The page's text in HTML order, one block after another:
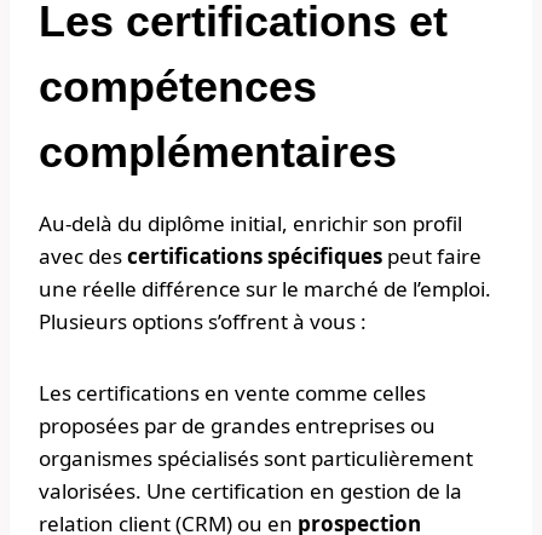
Les certifications et
compétences
complémentaires
Au-delà du diplôme initial, enrichir son profil
avec descertifications spécifiques peut faire
une réelle différence sur le marché de l’emploi.
Plusieurs options s’offrent à vous :
Les certifications en vente comme celles
proposées par de grandes entreprises ou
organismes spécialisés sont particulièrement
valorisées. Une certification en gestion de la
relation client (CRM) ou en prospection